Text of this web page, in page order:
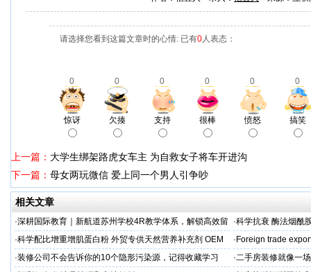
请选择您看到这篇文章时的心情: 已有0人表态：
0 0 0 0 0 0
惊讶 欠揍 支持 很棒 愤怒 搞笑
上一篇： 大学生绑架路虎女车主 为自救女子将车开进沟
下一篇： 母女两玩微信 爱上同一个男人引争吵
相关文章
·深耕国际教育｜新航道苏州学校4R教学体系，解锁高效留
学备考之路
·科学抗衰 酶法烟酰
M/ODM定制
·科学配比增重增肌蛋白粉 外贸专供天然营养补充剂 OEM
源头定制
· Foreign trade
·装修公司不会告诉你的10个隐形污染源，记得收藏学习 ·二手房装修就像一